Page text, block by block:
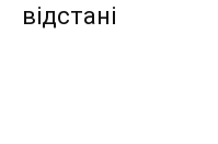
відстані